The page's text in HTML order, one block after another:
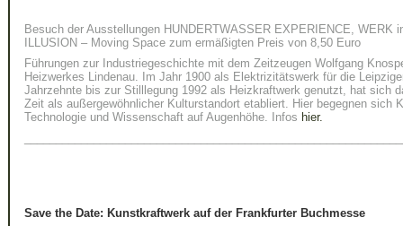
Besuch der Ausstellungen HUNDERTWASSER EXPERIENCE, WERK
ILLUSION – Moving Space zum ermäßigten Preis von 8,50 Euro
Führungen zur Industriegeschichte mit dem Zeitzeugen Wolfgang
Heizwerkes Lindenau. Im Jahr 1900 als Elektrizitätswerk für die
Jahrzehnte bis zur Stilllegung 1992 als Heizkraftwerk genutzt, hat sich
Zeit als außergewöhnlicher Kulturstandort etabliert. Hier begegnen sich
Technologie und Wissenschaft auf Augenhöhe. Infos hier.
Save the Date: Kunstkraftwerk auf der Frankfurter Buchmesse